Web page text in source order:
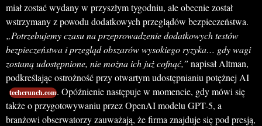
miał zostać wydany w przyszłym tygodniu, ale obecnie został
wstrzymany z powodu dodatkowych przeglądów bezpieczeństwa.
„Potrzebujemy czasu na przeprowadzenie dodatkowych testów
bezpieczeństwa i przegląd obszarów wysokiego ryzyka… gdy wagi
zostaną udostępnione, nie można ich już cofnąć,” napisał Altman,
podkreślając ostrożność przy otwartym udostępnianiu potężnej AI
techcrunch.com. Opóźnienie następuje w momencie, gdy mówi się
także o przygotowywaniu przez OpenAI modelu GPT-5, a
branżowi obserwatorzy zauważają, że firma znajduje się pod presją,